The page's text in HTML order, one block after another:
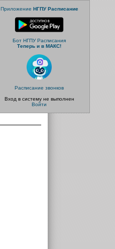
Приложение НГПУ Расписание
Бот НГПУ Расписания
Теперь и в МАКС!
Расписание звонков
Вход в систему не выполнен
Войти